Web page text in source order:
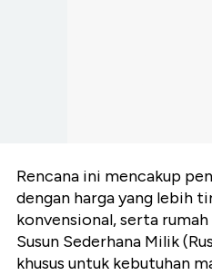
Rencana ini mencakup
dengan harga yang lebih
konvensional, serta
Susun Sederhana Milik
khusus untuk kebutuhan